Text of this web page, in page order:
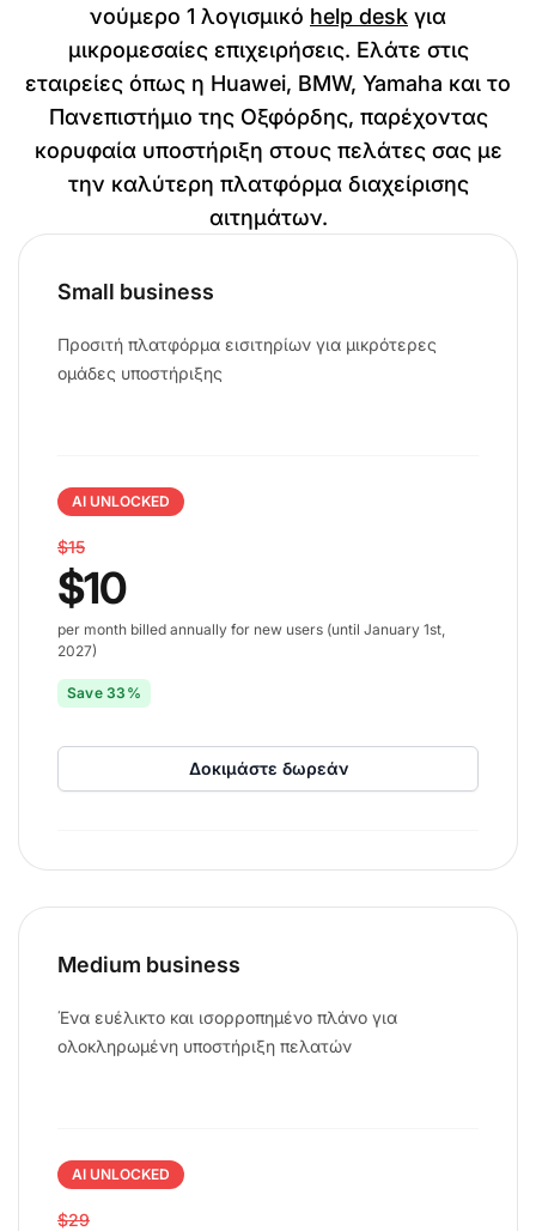
νούμερο 1 λογισμικό help desk για
μικρομεσαίες επιχειρήσεις. Ελάτε στις
εταιρείες όπως η Huawei, BMW, Yamaha και το
Πανεπιστήμιο της Οξφόρδης, παρέχοντας
κορυφαία υποστήριξη στους πελάτες σας με
την καλύτερη πλατφόρμα διαχείρισης
αιτημάτων.
Small business
Προσιτή πλατφόρμα εισιτηρίων για μικρότερες
ομάδες υποστήριξης
AI UNLOCKED
$15
$10
per month billed annually for new users (until January 1st,
2027)
Save 33%
Δοκιμάστε δωρεάν
Medium business
Ένα ευέλικτο και ισορροπημένο πλάνο για
ολοκληρωμένη υποστήριξη πελατών
AI UNLOCKED
$29